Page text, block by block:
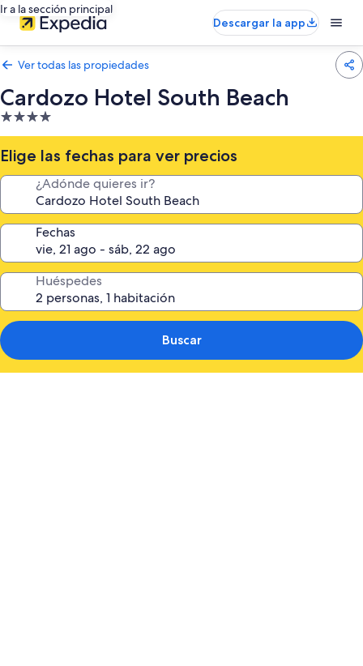
Ir a la sección principal
Descargar la app
Ver todas las propiedades
Cardozo Hotel South Beach
Propiedad
de
4.0
estrellas
Elige las fechas para ver precios
¿Adónde quieres ir?
Fechas
Huéspedes
Buscar